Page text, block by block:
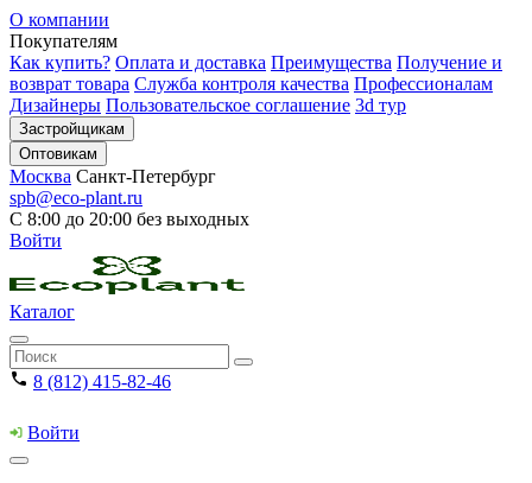
О компании
Покупателям
Как купить? Оплата и доставка Преимущества Получение и
возврат товара Служба контроля качества Профессионалам
Дизайнеры Пользовательское соглашение 3d тур
Застройщикам
Оптовикам
Москва Санкт-Петербург
spb@eco-plant.ru
С 8:00 до 20:00 без выходных
Войти
Каталог
8 (812) 415-82-46
Войти